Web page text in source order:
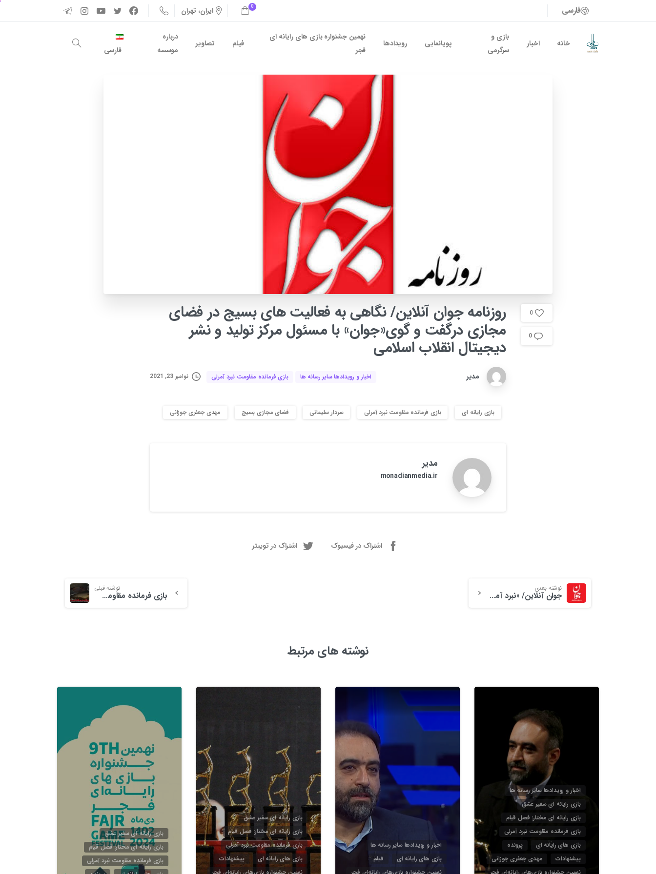
فارسی 0 ایران، تهران
خانه اخبار
بازی و
سرگرمی
پویانمایی رویدادها
نهمین جشنواره بازی های رایانه ای
فجر
فیلم تصاویر
درباره
موسسه
فارسی
0
0
روزنامه جوان آنلاین/نگاهی به فعالیت هایبسیج در فضای
مجازی درگفت و گوی«جوان» با مسئول مرکزتولید و نشر
دیجیتال انقلاب اسلامی
مدیر اخبار و رویدادها سایر رسانه ها بازی فرمانده مقاومت نبرد آمرلی نوامبر 23, 2021
بازی رایانه ای بازی فرمانده مقاومت نبرد آمرلی سردار سلیمانی فضای مجازی بسیج مهدی جعفری جوزانی
مدیر
monadianmedia.ir
اشتراک در فیسبوک اشتراک در توییتر
نوشته قبلی
بازی فرمانده مقاومت؛ نبرد آمرلی معرفی شد
نوشته بعدی
جوان آنلاین/ «نبرد آمرلی» خط‌شکنی بسیج در تولید بازی‌های رایانه‌ای است
نوشته های مرتبط
اخبار و رویدادها سایر رسانه ها
بازی رایانه ای سفیر عشق
بازی رایانه ای مختار: فصل قیام
بازی فرمانده مقاومت نبرد آمرلی
بازی های رایانه ای
پرونده
پیشنهادات
مهدی جعفری جوزانی
اخبار و رویدادها سایر رسانه ها
بازی های رایانه ای
فیلم
بازی رایانه ای سفیر عشق
بازی رایانه ای مختار: فصل قیام
بازی فرمانده مقاومت نبرد آمرلی
بازی های رایانه ای
پیشنهادات
بازی رایانه ای سفیر عشق
بازی رایانه ای مختار: فصل قیام
بازی فرمانده مقاومت نبرد آمرلی